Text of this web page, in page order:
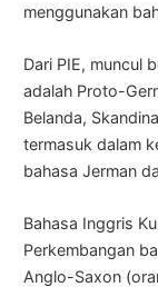
menggunakan
Dari PIE, muncul
adalah Proto-
Belanda,
termasuk dalam
bahasa Jerman
Bahasa Inggris
Perkembangan
Anglo-Saxon